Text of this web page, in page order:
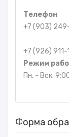
Телефон
+7 (903)
+7 (926) 911-
Режим
Пн. - Вск.
Форма